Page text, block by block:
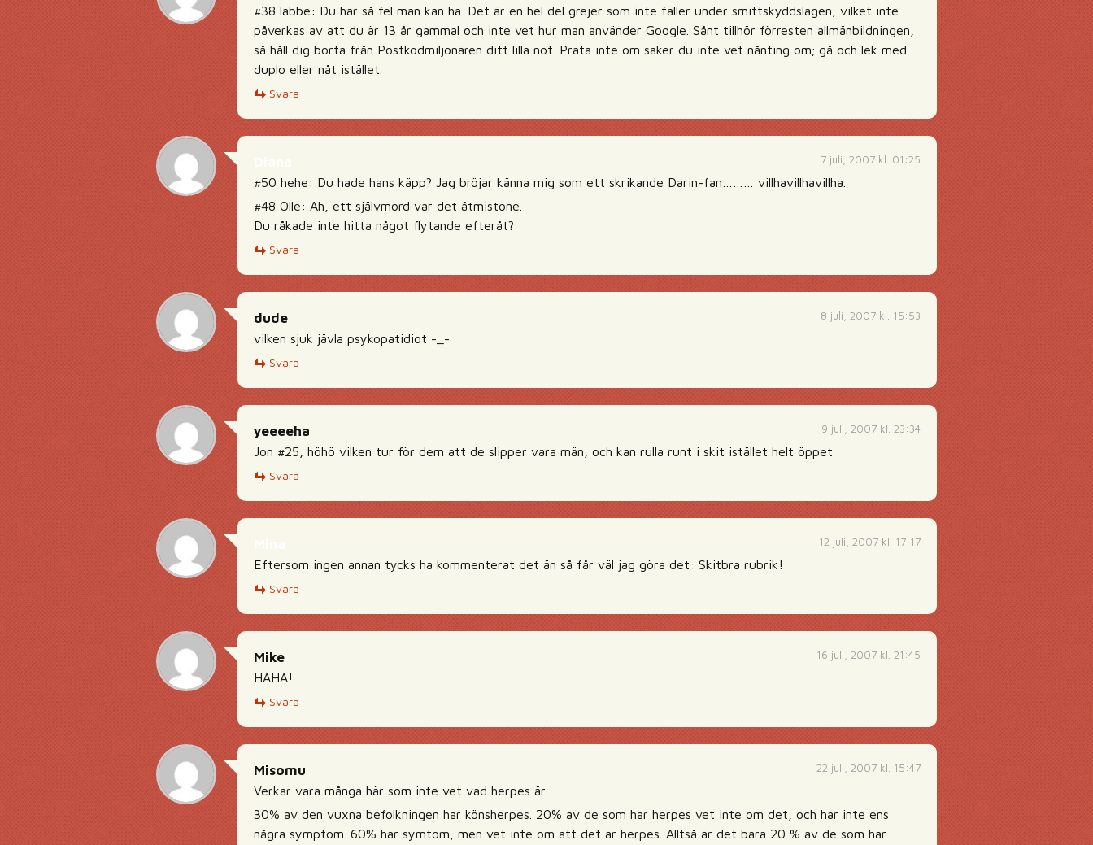
#38 labbe: Du har så fel man kan ha. Det är en hel del grejer som inte faller under smittskyddslagen, vilket inte
påverkas av att du är 13 år gammal och inte vet hur man använder Google. Sånt tillhör förresten allmänbildningen,
så håll dig borta från Postkodmiljonären ditt lilla nöt. Prata inte om saker du inte vet nånting om; gå och lek med
duplo eller nåt istället.
Svara
7 juli, 2007 kl. 01:25
#50 hehe: Du hade hans käpp? Jag bröjar känna mig som ett skrikande Darin-fan……… villhavillhavillha.
#48 Olle: Ah, ett självmord var det åtmistone.
Du råkade inte hitta något flytande efteråt?
Svara
8 juli, 2007 kl. 15:53
dude
vilken sjuk jävla psykopatidiot -_-
Svara
9 juli, 2007 kl. 23:34
yeeeeha
Jon #25, höhö vilken tur för dem att de slipper vara män, och kan rulla runt i skit istället helt öppet
Svara
12 juli, 2007 kl. 17:17
Eftersom ingen annan tycks ha kommenterat det än så får väl jag göra det: Skitbra rubrik!
Svara
16 juli, 2007 kl. 21:45
Mike
HAHA!
Svara
22 juli, 2007 kl. 15:47
Misomu
Verkar vara många här som inte vet vad herpes är.
30% av den vuxna befolkningen har könsherpes. 20% av de som har herpes vet inte om det, och har inte ens
några symptom. 60% har symtom, men vet inte om att det är herpes. Alltså är det bara 20 % av de som har